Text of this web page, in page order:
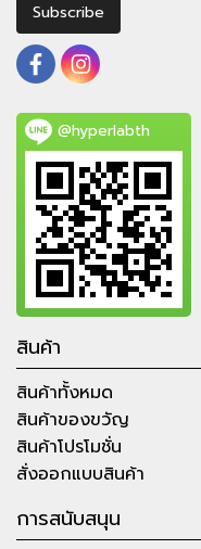
Subscribe
@hyperlabth
สินค้า
สินค้าทั้งหมด
สินค้าของขวัญ
สินค้าโปรโมชั่น
สั่งออกแบบสินค้า
การสนับสนุน